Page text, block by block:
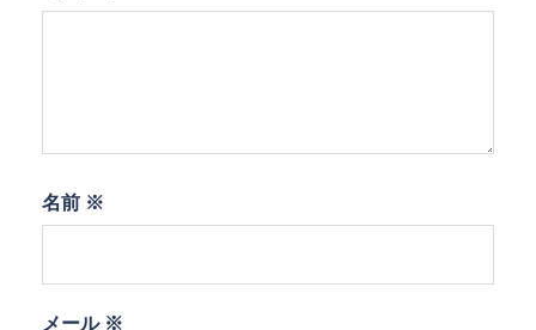
名前 ※
メール ※